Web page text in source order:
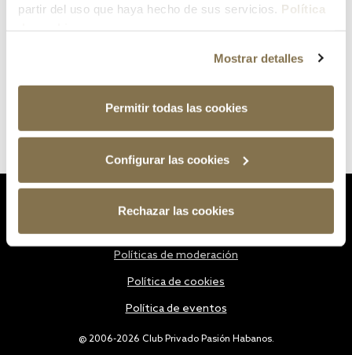
partir del uso que haya hecho de sus servicios. Política
Mostrar detalles
Permitir todas las cookies
Configurar las cookies
Rechazar las cookies
@ 2006-2026 Club Privado Pasión Habanos.
Políticas de moderación
Política de cookies
Política de eventos